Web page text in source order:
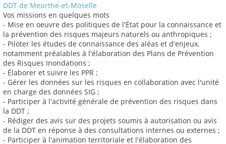
DDT de Meurthe-et-Moselle
Vos missions en quelques mots
- Mise en oeuvre des politiques de l'État pour la connaissance et
la prévention des risques majeurs naturels ou anthropiques ;
- Piloter les études de connaissance des aléas et d'enjeux,
notamment préalables à l'élaboration des Plans de Prévention
des Risques Inondations ;
- Élaborer et suivre les PPR ;
- Gérer les données sur les risques en collaboration avec l'unité
en charge des données SIG ;
- Participer à l'activité générale de prévention des risques dans
la DDT ;
- Rédiger des avis sur des projets soumis à autorisation ou avis
de la DDT en réponse à des consultations internes ou externes ;
- Participer à l'animation territoriale et l'élaboration des